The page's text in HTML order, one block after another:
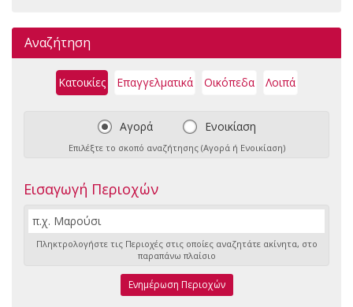
Αναζήτηση
Κατοικίες Επαγγελματικά Οικόπεδα Λοιπά
Αγορά Ενοικίαση
Επιλέξτε το σκοπό αναζήτησης (Αγορά ή Ενοικίαση)
Εισαγωγή Περιοχών
Πληκτρολογήστε τις Περιοχές στις οποίες αναζητάτε ακίνητα, στο
παραπάνω πλαίσιο
Ενημέρωση Περιοχών